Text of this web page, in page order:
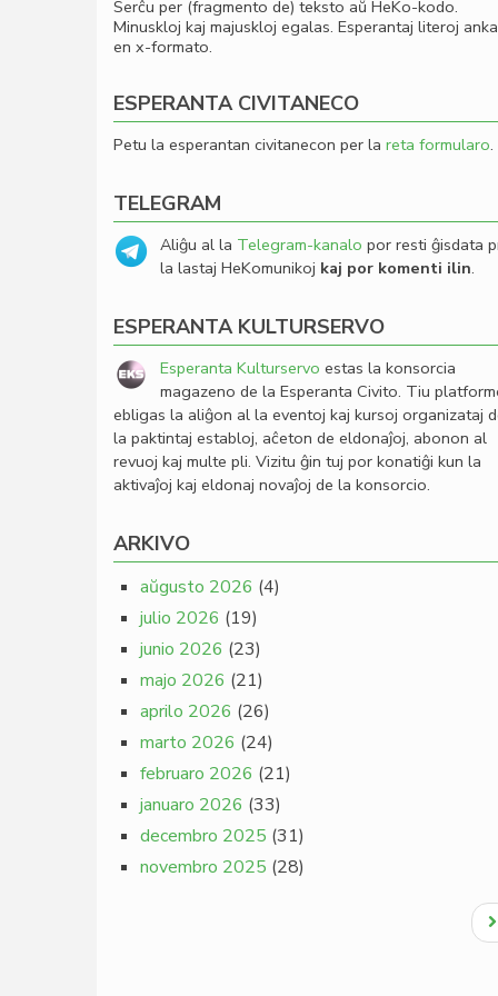
Serĉu per (fragmento de) teksto aŭ HeKo-kodo.
Minuskloj kaj majuskloj egalas. Esperantaj literoj
en x-formato.
ESPERANTA CIVITANECO
Petu la esperantan civitanecon per la reta formularo.
TELEGRAM
Aliĝu al la Telegram-kanalo por resti ĝisdata
la lastaj HeKomunikoj kaj por komenti ilin.
ESPERANTA KULTURSERVO
Esperanta Kulturservo estas la konsorcia
magazeno de la Esperanta Civito. Tiu
ebligas la aliĝon al la eventoj kaj kursoj organizataj
la paktintaj establoj, aĉeton de eldonaĵoj, abonon al
revuoj kaj multe pli. Vizitu ĝin tuj por konatiĝi kun la
aktivaĵoj kaj eldonaj novaĵoj de la konsorcio.
ARKIVO
aŭgusto 2026 (4)
julio 2026 (19)
junio 2026 (23)
majo 2026 (21)
aprilo 2026 (26)
marto 2026 (24)
februaro 2026 (21)
januaro 2026 (33)
decembro 2025 (31)
novembro 2025 (28)